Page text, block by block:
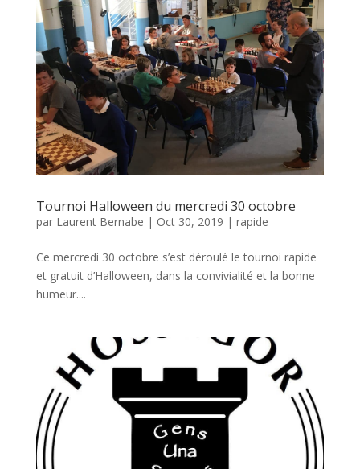
Tournoi Halloween du mercredi 30 octobre
par Laurent Bernabe | Oct 30, 2019 | rapide
Ce mercredi 30 octobre s’est déroulé le tournoi rapide
et gratuit d’Halloween, dans la convivialité et la bonne
humeur....